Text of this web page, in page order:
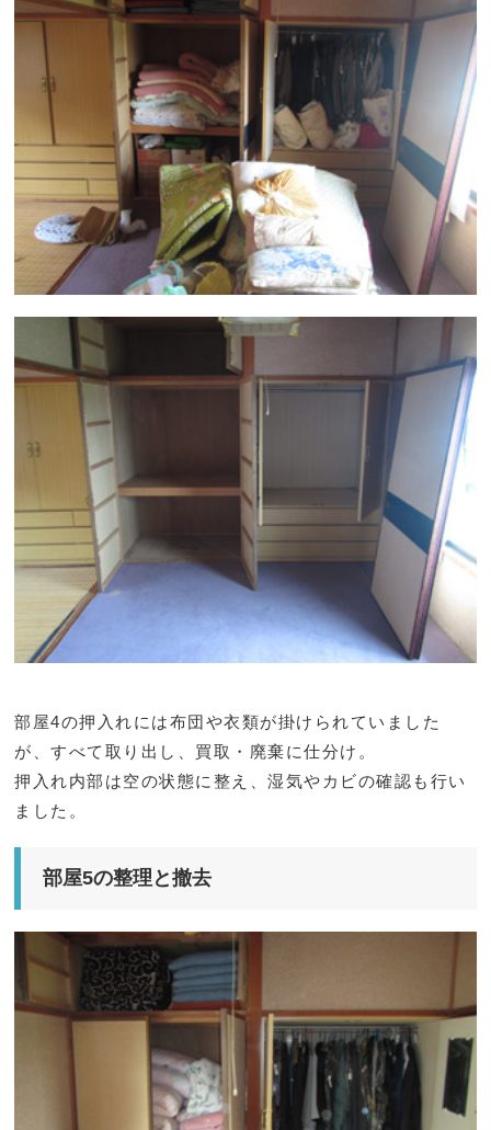
部屋4の押入れには布団や衣類が掛けられていました
が、すべて取り出し、買取・廃棄に仕分け。
押入れ内部は空の状態に整え、湿気やカビの確認も行い
ました。
部屋5の整理と撤去